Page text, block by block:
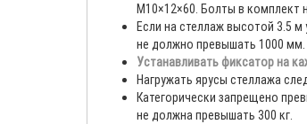
М10×12×60. Болты в комплект
Если на стеллаж высотой 3.5
не должно превышать 1000 мм.
Устанавливать фиксатор на
Нагружать ярусы стеллажа
Категорически запрещено
не должна превышать 300 кг.